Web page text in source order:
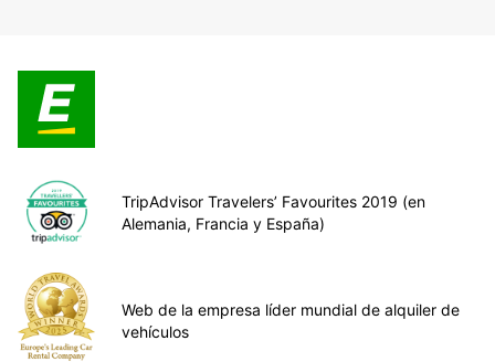
TripAdvisor Travelers’ Favourites 2019 (en
Alemania, Francia y España)
Web de la empresa líder mundial de alquiler de
vehículos